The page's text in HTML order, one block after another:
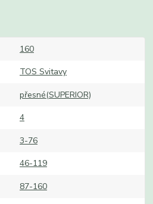
160
TOS Svitavy
přesné(SUPERIOR)
4
3-76
46-119
87-160